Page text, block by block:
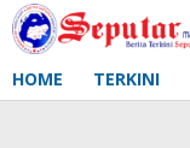
Lewati
ke
HOME TERKINI